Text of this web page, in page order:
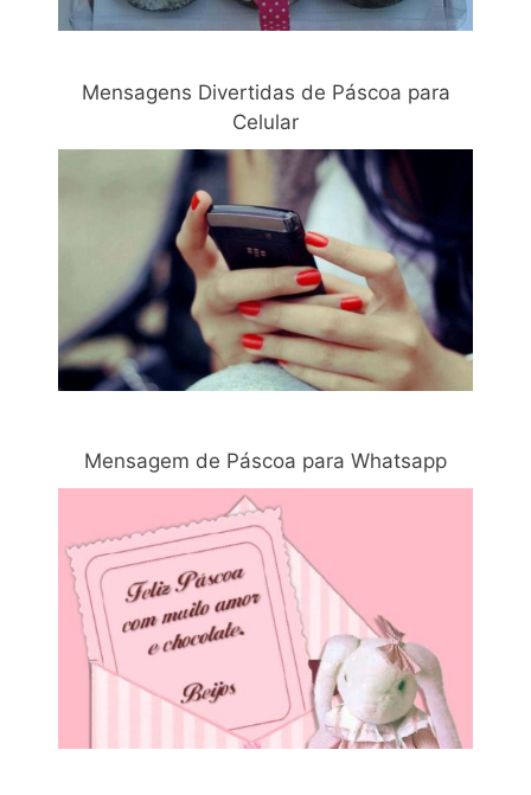
Mensagens Divertidas de Páscoa para
Celular
Mensagem de Páscoa para Whatsapp